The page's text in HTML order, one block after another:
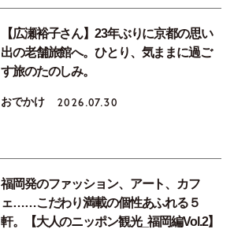
【広瀬裕子さん】23年ぶりに京都の思い
出の老舗旅館へ。ひとり、気ままに過ご
す旅のたのしみ。
おでかけ 2026.07.30
福岡発のファッション、アート、カフ
ェ……こだわり満載の個性あふれる５
軒。【大人のニッポン観光_福岡編Vol.2】